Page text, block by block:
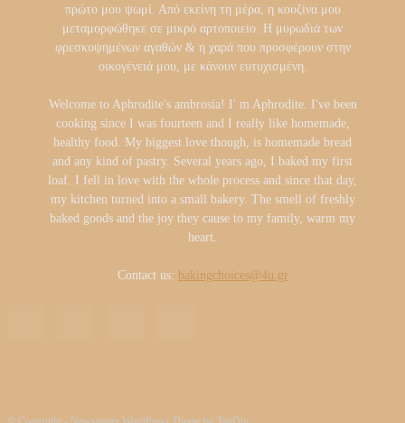
πρώτο μου ψωμί. Από εκείνη τη μέρα, η κουζίνα μου
μεταμορφώθηκε σε μικρό αρτοποιείο. Η μυρωδιά των
φρεσκοψημένων αγαθών & η χαρά που προσφέρουν στην
οικογένειά μου, με κάνουν ευτυχισμένη.
Welcome to Aphrodite's ambrosia! I' m Aphrodite. I've been
cooking since I was fourteen and I really like homemade,
healthy food. My biggest love though, is homemade bread
and any kind of pastry. Several years ago, I baked my first
loaf. I fell in love with the whole process and since that day,
my kitchen turned into a small bakery. The smell of freshly
baked goods and the joy they cause to my family, warm my
heart.
Contact us: bakingchoices@4u.gr